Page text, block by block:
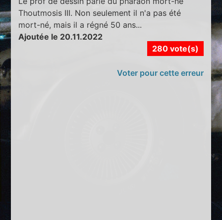
Thoutmosis III. Non seulement il n'a pas été
mort-né, mais il a régné 50 ans...
Ajoutée le 20.11.2022
280 vote(s)
Voter pour cette erreur